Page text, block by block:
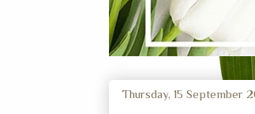
Thursday, 15 September